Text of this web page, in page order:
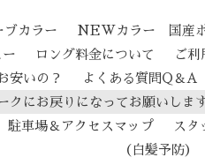
ブカラー NEWカラー 国産ボ
ー ロング料金について ご利
安いの？ よくある質問Q＆A
にお戻りになってお願いしま
駐車場＆アクセスマップ スタ
予防） （抜毛予